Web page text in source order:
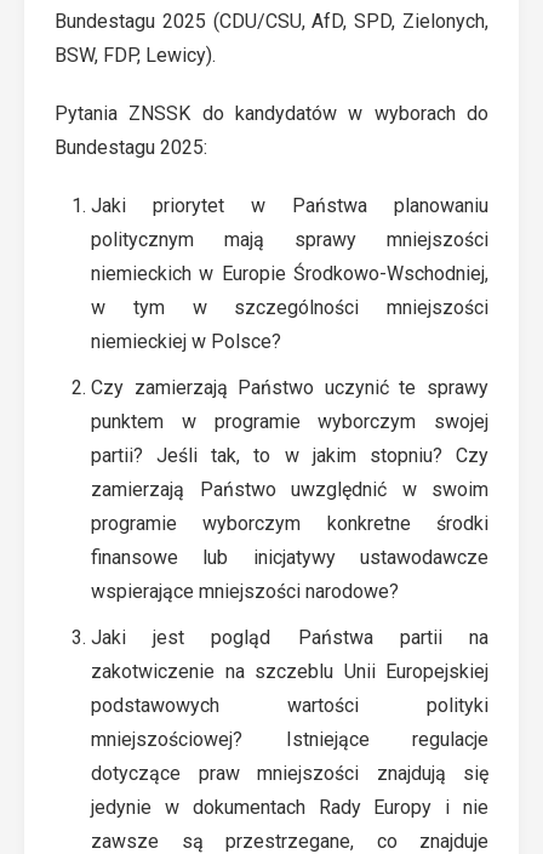
Bundestagu 2025 (CDU/CSU, AfD, SPD, Zielonych,
BSW, FDP, Lewicy).
Pytania ZNSSK do kandydatów w wyborach do
Bundestagu 2025:
Jaki priorytet w Państwa planowaniu
politycznym mają sprawy mniejszości
niemieckich w Europie Środkowo-Wschodniej,
w tym w szczególności mniejszości
niemieckiej w Polsce?
Czy zamierzają Państwo uczynić te sprawy
punktem w programie wyborczym swojej
partii? Jeśli tak, to w jakim stopniu? Czy
zamierzają Państwo uwzględnić w swoim
programie wyborczym konkretne środki
finansowe lub inicjatywy ustawodawcze
wspierające mniejszości narodowe?
Jaki jest pogląd Państwa partii na
zakotwiczenie na szczeblu Unii Europejskiej
podstawowych wartości polityki
mniejszościowej? Istniejące regulacje
dotyczące praw mniejszości znajdują się
jedynie w dokumentach Rady Europy i nie
zawsze są przestrzegane, co znajduje